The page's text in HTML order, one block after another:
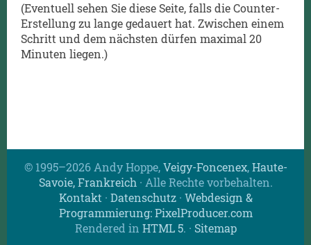
(Eventuell sehen Sie diese Seite, falls die Counter-
Erstellung zu lange gedauert hat. Zwischen einem
Schritt und dem nächsten dürfen maximal 20
Minuten liegen.)
© 1995–2026 Andy Hoppe,Veigy-Foncenex,Haute-
Savoie, Frankreich · Alle Rechte vorbehalten.
Kontakt · Datenschutz· Webdesign &
Programmierung: PixelProducer.com
Rendered in HTML 5. · Sitemap